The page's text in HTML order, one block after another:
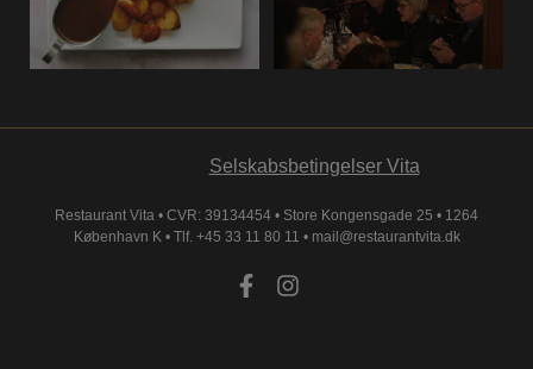
ÅBNINGSTIDER
Man – Tirs: 11.00 – 24.00
Fre – Lør: 11.00 – 05.00
Selskabsbetingelser Vita
Restaurant Vita • CVR: 39134454 • Store Kongensgade 25 • 1264
København K • Tlf. +45 33 11 80 11 • mail@restaurantvita.dk